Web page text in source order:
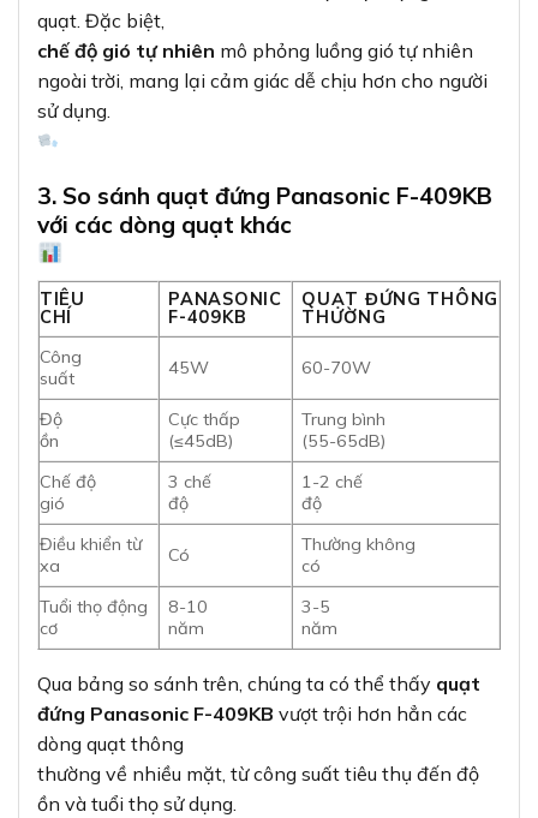
quạt. Đặc biệt,
chế độ gió tự nhiên mô phỏng luồng gió tự nhiên
ngoài trời, mang lại cảm giác dễ chịu hơn cho người
sử dụng.
3. So sánh quạt đứng Panasonic F-409KB
với các dòng quạt khác
TIÊU
CHÍ
PANASONIC
F-409KB
QUẠT ĐỨNG THÔNG
THƯỜNG
Công
suất
45W 60-70W
Độ
ồn
Cực thấp
(≤45dB)
Trung bình
(55-65dB)
Chế độ
gió
3 chế
độ
1-2 chế
độ
Điều khiển từ
xa
Có
Thường không
có
Tuổi thọ động
cơ
8-10
năm
3-5
năm
Qua bảng so sánh trên, chúng ta có thể thấy quạt
đứng Panasonic F-409KB vượt trội hơn hẳn các
dòng quạt thông
thường về nhiều mặt, từ công suất tiêu thụ đến độ
ồn và tuổi thọ sử dụng.